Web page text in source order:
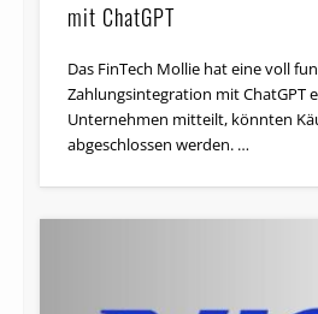
mit ChatGPT
Das FinTech Mollie hat eine voll
Zahlungsintegration mit ChatGPT
Unternehmen mitteilt, könnten
abgeschlossen werden. …